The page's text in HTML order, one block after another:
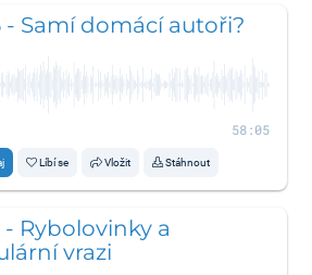
- Samí domácí autoři?
58:05
Líbí se Vložit Stáhnout
- Rybolovinky a
vrazi